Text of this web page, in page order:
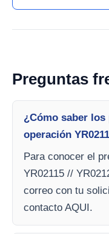
Preguntas
¿Cómo saber
operación
Para conocer el
YR02115 //
correo con tu
contacto AQUI.